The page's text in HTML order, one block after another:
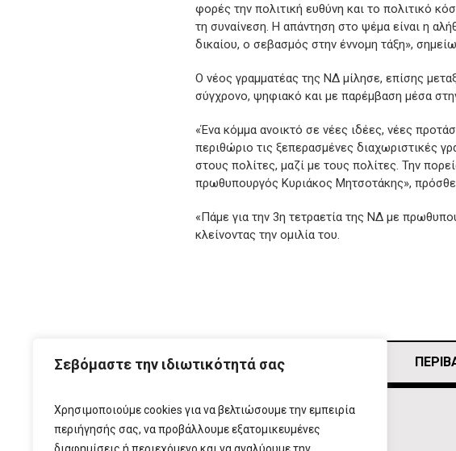
Σεβόμαστε την ιδιωτικότητά σας
Χρησιμοποιούμε cookies για να βελτιώσουμε την εμπειρία
περιήγησής σας, να προβάλλουμε εξατομικευμένες
φορές την πολιτική ευθύνη και το πολιτικό
τη συναίνεση. Η απάντηση στο ψέμα είναι η
δικαίου, ο σεβασμός στην έννομη τάξη»,
Ο νέος γραμματέας της ΝΔ μίλησε, επίσης
σύγχρονο, ψηφιακό και με παρέμβαση μέσα
«Ένα κόμμα ανοικτό σε νέες ιδέες, νέες
περιθώριο τις ξεπερασμένες διαχωριστικές
στους πολίτες, μαζί με τους πολίτες. Την
πρωθυπουργός Κυριάκος Μητσοτάκης»,
«Πάμε για την 3η τετραετία της ΝΔ με
κλείνοντας την ομιλία του.